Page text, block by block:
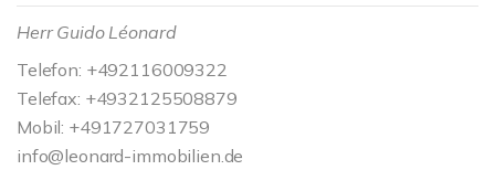
Herr Guido Léonard
Telefon: +492116009322
Telefax: +4932125508879
Mobil: +491727031759
info@leonard-immobilien.de